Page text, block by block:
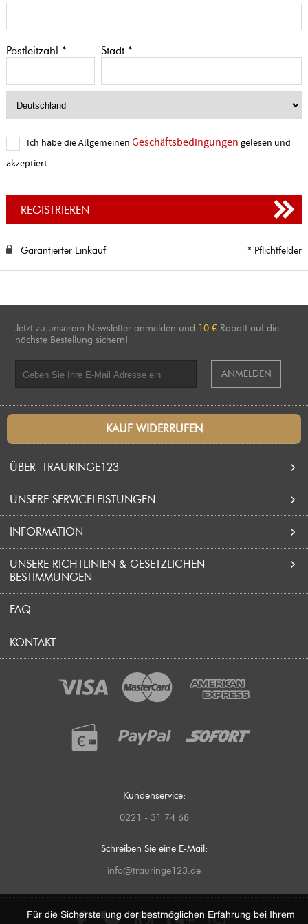
Postleitzahl * Stadt *
Ich habe die Allgemeinen Geschäftsbedingungen gelesen und
akzeptiert.
REGISTRIEREN
Garantierter Einkauf * Pflichtfelder
Jetzt zu unserem Newsletter anmelden und 10 € Rabatt auf die
nächste Bestellung sichern!
ANMELDEN
KAUF WIDERRUFEN
ÜBER TRAURINGE123
WER SIND WIR?
WARUM SIE SICH FÜR TRAURINGE123 ENTSCHEIDEN
SOLTEN?
UNSERE PRODUKTIONSANLAGEN
ZAHLUNGSMÖGLICHKEITEN
LIEFERUNG UND VERSAND
UNSERE SERVICELEISTUNGEN
KOSTENLOSE GRAVUR
LEBENSLANGE GARANTIE
KOSTENLOSER VERSAND
RÜCKERSTATTUNG
KOSTENLOSE GESCHENKVERPACKUNG
KOSTENLOSES RINGMASS
SCHMUCK NACH IHREN WÜNSCHEN
INFORMATION
TRAURINGE
PARTNERRINGE
FREUNDSCHAFTSRINGE
VERLOBUNGSRINGE
HOCHZEITSRINGE
EHERINGE
WIE BESTELLE ICH RICHTIG?
UNSERE RICHTLINIEN & GESETZLICHEN
BESTIMMUNGEN
ALLGEMEINE GESCHÄFTSBEDINGUNGEN
DATENSCHUTZBESTIMMUNGEN
VERSANDGRUNDSÄTZE
WIDERRUFSBELEHRUNG
COOKIE-RICHTLINIEN
STORNIERUNG ODER ÄNDERUNG EINER BESTELLUNG
FAQ
KONTAKT
Kundenservice:
0221 - 31 74 68
Schreiben Sie eine E-Mail:
info@trauringe123.de
Für die Sicherstellung der bestmöglichen Erfahrung bei Ihrem